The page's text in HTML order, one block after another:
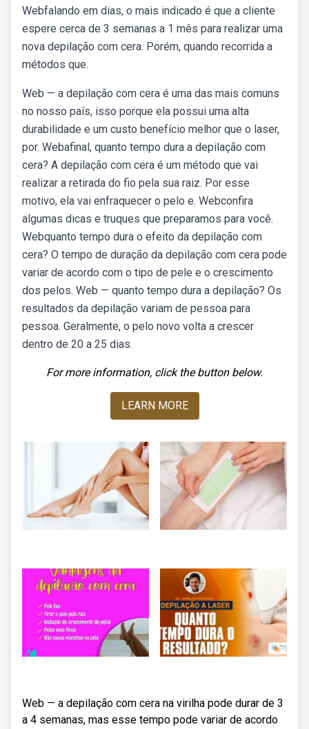
Webfalando em dias, o mais indicado é que a cliente
espere cerca de 3 semanas a 1 mês para realizar uma
nova depilação com cera. Porém, quando recorrida a
métodos que.
Web — a depilação com cera é uma das mais comuns
no nosso país, isso porque ela possui uma alta
durabilidade e um custo benefício melhor que o laser,
por. Webafinal, quanto tempo dura a depilação com
cera? A depilação com cera é um método que vai
realizar a retirada do fio pela sua raiz. Por esse
motivo, ela vai enfraquecer o pelo e. Webconfira
algumas dicas e truques que preparamos para você.
Webquanto tempo dura o efeito da depilação com
cera? O tempo de duração da depilação com cera pode
variar de acordo com o tipo de pele e o crescimento
dos pelos. Web — quanto tempo dura a depilação? Os
resultados da depilação variam de pessoa para
pessoa. Geralmente, o pelo novo volta a crescer
dentro de 20 a 25 dias.
For more information, click the button below.
LEARN MORE
Web — a depilação com cera na virilha pode durar de 3
a 4 semanas, mas esse tempo pode variar de acordo